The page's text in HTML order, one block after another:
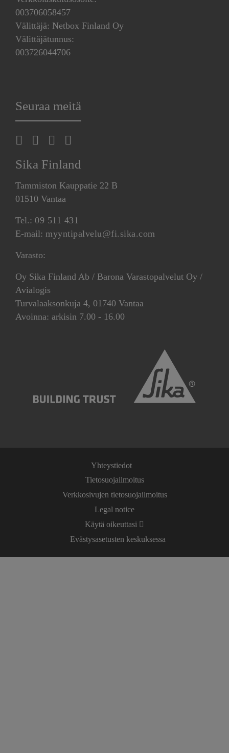
003706058457
Välittäjä: Netbox Finland Oy
Välittäjätunnus:
003726044706
Seuraa meitä
Sika Finland
Tammiston Kauppatie 22 B
01510 Vantaa
Tel.: 09 511 431
E-mail: myyntipalvelu@fi.sika.com
Varasto:
Oy Sika Finland Ab / Barona Varastopalvelut Oy /
Avialogis
Turvalaaksonkuja 4, 01740 Vantaa
Avoinna: arkisin 7.00 - 16.00
Yhteystiedot
Tietosuojailmoitus
Verkkosivujen tietosuojailmoitus
Legal notice
Käytä oikeuttasi
Evästysasetusten keskuksessa